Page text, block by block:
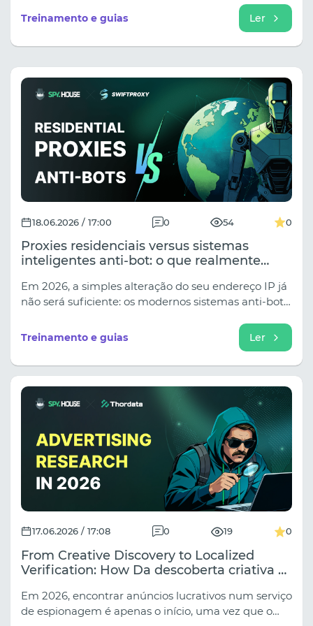
usam instantaneamente para vincular perfis.
Aprenda como eliminar essas vulnerabilidades,
configurar corretamente o gerenciamento de
Afina e proteger seu farm de forma confiável contra
banimentos em massa (descontos de até 30%
Treinamento e guias Ler
18.06.2026 / 17:00 0 54 0
Proxies residenciais versus sistemas
inteligentes anti-bot: o que realmente
Em 2026, a simples alteração do seu endereço IP já
não será suficiente: os modernos sistemas anti-bot
impressões digitais do browser e a lógica de sessão.
No nosso novo guia, exploramos porque é que os
proxies de servidor clássicos estão a falhar cada vez
mais ao trabalhar com sites seguros e que erros
fatais na configuração da rotação são
instantaneamente detetados pela automatização.
Treinamento e guias Ler
17.06.2026 / 17:08 0 19 0
From Creative Discovery to Localized
Verification: How Da descoberta criativa à
a Thordata melhoram a pesquisa de
anúncios em 2026.Spy.House and
Em 2026, encontrar anúncios lucrativos num serviço
de espionagem é apenas o início, uma vez que o